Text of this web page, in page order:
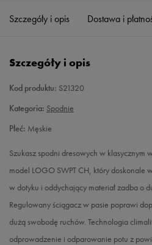
L Powiadom o dostępności
XXL
Szczegóły i opis Dostawa i
Szczegóły i opis
Kod produktu: S21320
Kategoria: Spodnie
Płeć: Męskie
Szukasz spodni dresowych w klasycznym
model LOGO SWPT CH, który doskonale
w dotyku i oddychający materiał zadba o
Regulowany ściągacz w pasie poprawi
dużą swobodę ruchów. Technologia
odprowadzenie i odparowanie potu z